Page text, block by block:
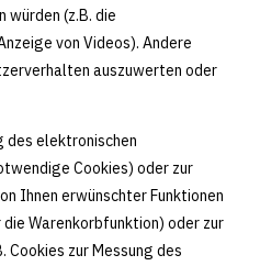
würden (z.B. die
von Videos). Andere
auszuwerten oder
des elektronischen
Cookies) oder zur
Ihnen erwünschter Funktionen
Warenkorbfunktion) oder zur
Cookies zur Messung des